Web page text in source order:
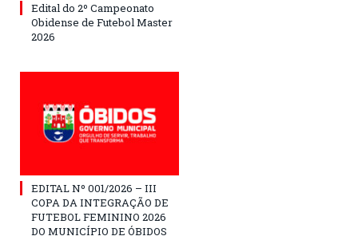
Edital do 2º Campeonato
Obidense de Futebol Master
2026
EDITAL Nº 001/2026 – III
COPA DA INTEGRAÇÃO DE
FUTEBOL FEMININO 2026
DO MUNICÍPIO DE ÓBIDOS